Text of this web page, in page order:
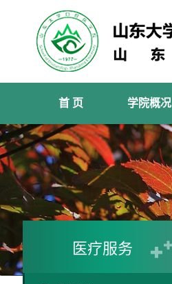
首 页 学院概况
医疗服务